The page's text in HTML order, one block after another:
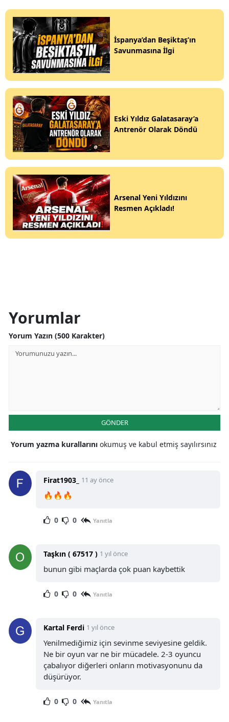
İspanya’dan Beşiktaş’ın
Savunmasına İlgi
Eski Yıldız Galatasaray’a
Antrenör Olarak Döndü
Arsenal Yeni Yıldızını
Resmen Açıkladı!
Yorumlar
Yorum Yazın (500 Karakter)
GÖNDER
Yorum yazma kurallarını okumuş ve kabul etmiş sayılırsınız
Firat1903_ 11 ay önce
🔥🔥🔥
0 0 Yanıtla
Taşkın ( 67517 ) 1 yıl önce
bunun gibi maçlarda çok puan kaybettik
0 0 Yanıtla
Kartal Ferdi 1 yıl önce
Yenilmediğimiz için sevinme seviyesine geldik.
Ne bir oyun var ne bir mücadele. 2-3 oyuncu
çabalıyor diğerleri onların motivasyonunu da
düşürüyor.
0 0 Yanıtla